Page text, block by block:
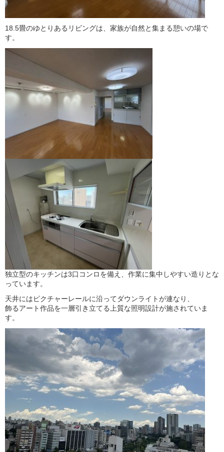
18.5畳のゆとりあるリビングは、家族が自然と集まる憩いの場で
す。
独立型のキッチンは3口コンロを備え、作業に集中しやすい造りとな
っています。
天井にはピクチャーレールに沿ってダウンライトが連なり、
飾るアート作品を一層引き立てる上質な照明設計が施されていま
す。